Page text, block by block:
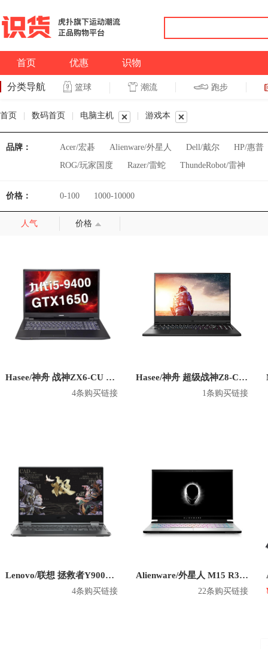
首页 优惠 识物
分类导航 篮球 潮流 跑步
首页 数码首页 电脑主机 游戏本
品牌： Acer/宏碁 Alienware/外星人 Dell/戴尔
HP/惠普
ROG/玩家国度
Razer/雷蛇 ThundeRobot/雷神
价格： 0-100 1000-10000
人气 价格
Hasee/神舟 战神ZX6-CU 英特尔版 2020款 15.6英寸游戏本
4条购买链接
Hasee/神舟 超级战神Z8-CT 英特尔版 2020款 15.6英寸游戏本
1条购买链接
Lenovo/联想 拯救者Y9000X 英特尔版 2020款 15.6英寸游戏本
4条购买链接
Alienware/外星人 M15 R3 英特尔版 2020款 15.6英寸游戏本
22条购买链接